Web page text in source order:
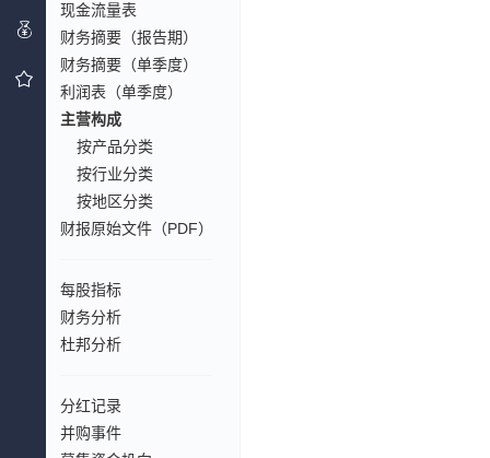
现金流量表
财务摘要（报告期）
财务摘要（单季度）
利润表（单季度）
主营构成
按产品分类
按行业分类
按地区分类
财报原始文件（PDF）
每股指标
财务分析
杜邦分析
分红记录
并购事件